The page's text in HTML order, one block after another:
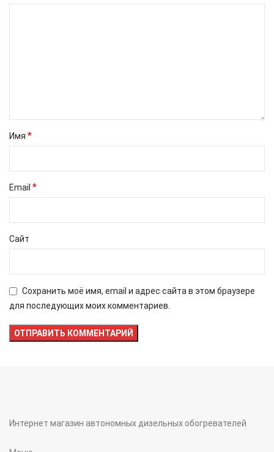
Имя *
Email *
Сайт
Сохранить моё имя, email и адрес сайта в этом браузере
для последующих моих комментариев.
Интернет магазин автономных дизельных обогревателей